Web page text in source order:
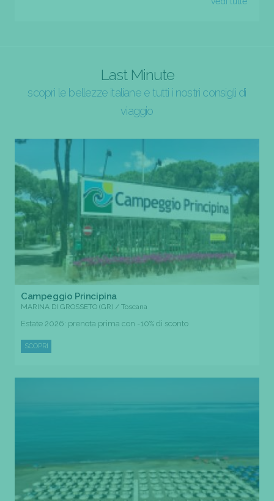
Last Minute
scopri le bellezze italiane e tutti i nostri consigli di
viaggio
Campeggio Principina
MARINA DI GROSSETO (GR) / Toscana
Estate 2026: prenota prima con -10% di sconto
SCOPRI